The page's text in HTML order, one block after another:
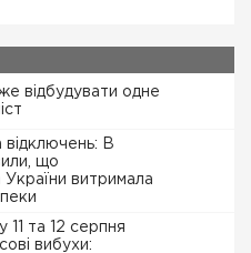
відбудувати одне
відключень: В
що
витримала
11 та 12 серпня
вибухи: